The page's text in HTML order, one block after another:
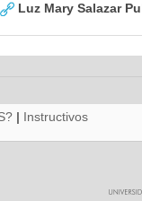
Luz Mary Salazar
| Instructivos